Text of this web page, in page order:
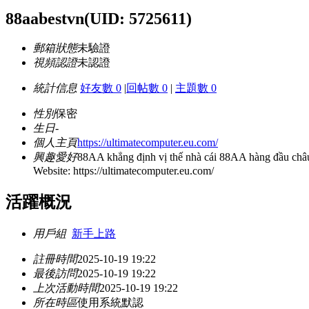
88aabestvn(UID: 5725611)
郵箱狀態未驗證
視頻認證未認證
統計信息 好友數 0 |回帖數 0 | 主題數 0
性別保密
生日-
個人主頁https://ultimatecomputer.eu.com/
興趣愛好88AA khẳng định vị thế nhà cái 88AA hàng đầu
Website: https://ultimatecomputer.eu.com/
活躍概況
用戶組 新手上路
註冊時間2025-10-19 19:22
最後訪問2025-10-19 19:22
上次活動時間2025-10-19 19:22
所在時區使用系統默認